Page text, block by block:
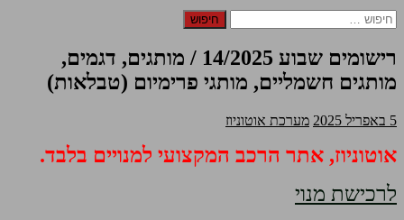
חיפוש:
רישומים שבוע 14/2025 / מותגים, דגמים,
מותגים חשמליים, מותגי פרימיום (טבלאות)
5 באפריל 2025 מערכת אוטוניוז
אוטוניוז, אתר הרכב המקצועי למנויים בלבד.
לרכישת מנוי